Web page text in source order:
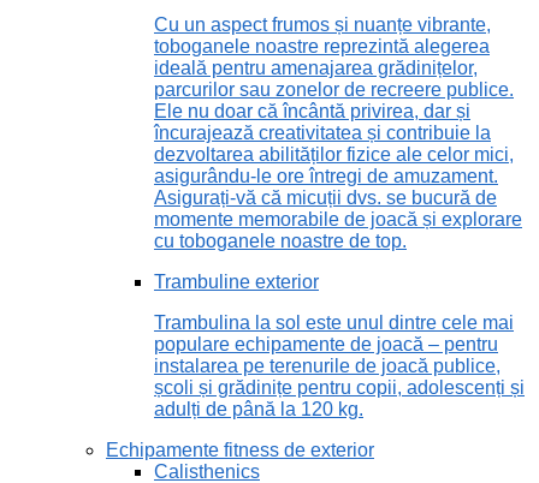
Cu un aspect frumos și nuanțe vibrante,
toboganele noastre reprezintă alegerea
ideală pentru amenajarea grădinițelor,
parcurilor sau zonelor de recreere publice.
Ele nu doar că încântă privirea, dar și
încurajează creativitatea și contribuie la
dezvoltarea abilităților fizice ale celor mici,
asigurându-le ore întregi de amuzament.
Asigurați-vă că micuții dvs. se bucură de
momente memorabile de joacă și explorare
cu toboganele noastre de top.
Trambuline exterior
Trambulina la sol este unul dintre cele mai
populare echipamente de joacă – pentru
instalarea pe terenurile de joacă publice,
școli și grădinițe pentru copii, adolescenți și
adulți de până la 120 kg.
Echipamente fitness de exterior
Calisthenics